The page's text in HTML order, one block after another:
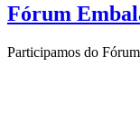
Fórum
Participamos do